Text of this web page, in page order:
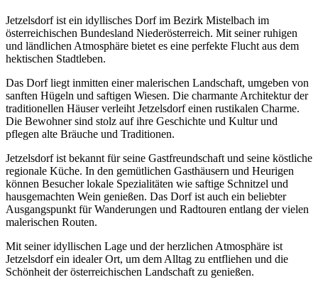
Jetzelsdorf ist ein idyllisches Dorf im Bezirk Mistelbach im
österreichischen Bundesland Niederösterreich. Mit seiner ruhigen
und ländlichen Atmosphäre bietet es eine perfekte Flucht aus dem
hektischen Stadtleben.
Das Dorf liegt inmitten einer malerischen Landschaft, umgeben von
sanften Hügeln und saftigen Wiesen. Die charmante Architektur der
traditionellen Häuser verleiht Jetzelsdorf einen rustikalen Charme.
Die Bewohner sind stolz auf ihre Geschichte und Kultur und
pflegen alte Bräuche und Traditionen.
Jetzelsdorf ist bekannt für seine Gastfreundschaft und seine köstliche
regionale Küche. In den gemütlichen Gasthäusern und Heurigen
können Besucher lokale Spezialitäten wie saftige Schnitzel und
hausgemachten Wein genießen. Das Dorf ist auch ein beliebter
Ausgangspunkt für Wanderungen und Radtouren entlang der vielen
malerischen Routen.
Mit seiner idyllischen Lage und der herzlichen Atmosphäre ist
Jetzelsdorf ein idealer Ort, um dem Alltag zu entfliehen und die
Schönheit der österreichischen Landschaft zu genießen.